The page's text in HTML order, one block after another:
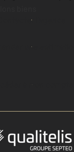
Contacter l'agence
une estimation
biens
Accéder à mon compte